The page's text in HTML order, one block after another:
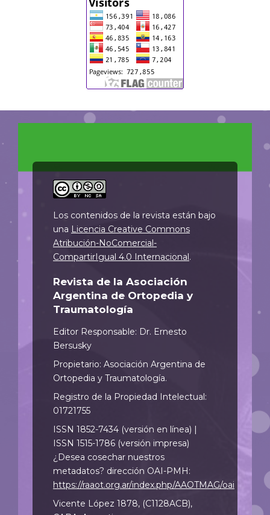
Los contenidos de la revista están bajo
una Licencia Creative Commons
Atribución-NoComercial-
CompartirIgual 4.0 Internacional .
Revista de la Asociación
Argentina de Ortopedia y
Traumatología
Editor Responsable: Dr. Ernesto
Bersusky
Propietario: Asociación Argentina de
Ortopedia y Traumatología.
Registro de la Propiedad Intelectual:
01721755
ISSN 1852-7434 (versión en línea) |
ISSN 1515-1786 (versión impresa)
¿Desea cosechar nuestros
metadatos? dirección OAI-PMH:
https://raaot.org.ar/index.php/AAOTMAG/oai
Vicente López 1878, (C1128ACB),